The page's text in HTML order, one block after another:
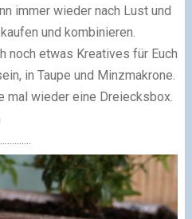
immer wieder nach Lust und
und kombinieren.
noch etwas Kreatives für Euch
in Taupe und Minzmakrone.
mal wieder eine Dreiecksbox.